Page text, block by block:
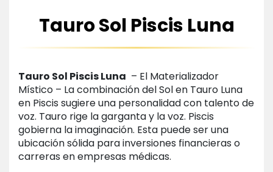
Tauro Sol Piscis Luna
Tauro Sol Piscis Luna – El Materializador
Místico – La combinación del Sol en Tauro Luna
en Piscis sugiere una personalidad con talento de
voz. Tauro rige la garganta y la voz. Piscis
gobierna la imaginación. Esta puede ser una
ubicación sólida para inversiones financieras o
carreras en empresas médicas.